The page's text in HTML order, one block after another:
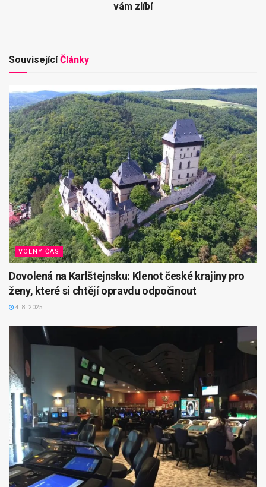
vám zlíbí
SouvisejícíČlánky
VOLNÝ ČAS
Dovolená na Karlštejnsku: Klenot české krajiny pro
ženy, které si chtějí opravdu odpočinout
4. 8. 2025